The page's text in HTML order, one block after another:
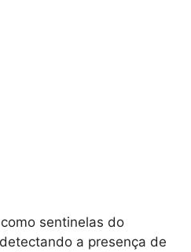
sentinelas do
a presença de